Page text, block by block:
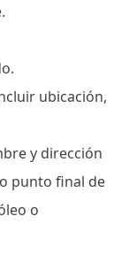
ubicación,
y dirección
punto final de
o